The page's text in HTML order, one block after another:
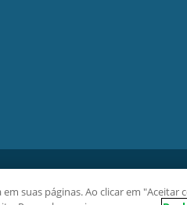
suas páginas. Ao clicar em "Aceitar